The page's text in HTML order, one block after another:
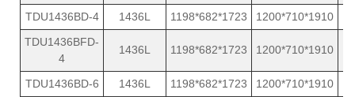
TDU1436BD-4 1436L 1198*682*1723
1200*710*1910
TDU1436BFD-
4
1436L 1198*682*1723 1200*710*1910
TDU1436BD-6 1436L 1198*682*1723
1200*710*1910